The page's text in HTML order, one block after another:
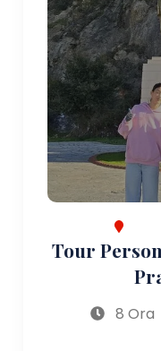
Tour
8 Ora